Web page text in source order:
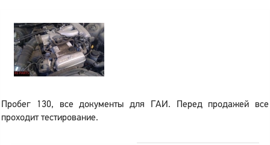
Пробег 130, все документы для ГАИ. Перед продажей все
проходит тестирование.